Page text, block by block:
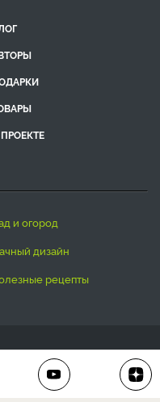
и огород
дачный дизайн
рецепты